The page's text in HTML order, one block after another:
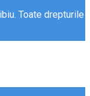
Toate drepturile